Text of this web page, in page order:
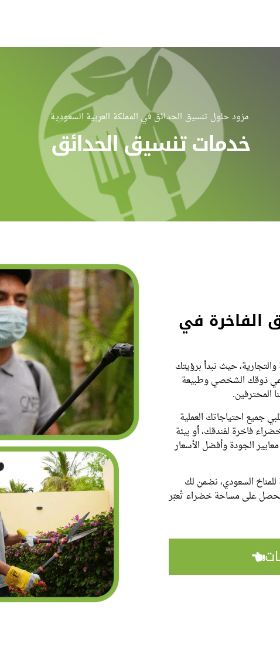
مزود حلول تنسيق الحدائق في المملكة العربية السعودية
خدمات تنسيق الحدائق
الفاخرة في
والتجارية، حيث نبدأ برؤيتك
ذوقك الشخصي وطبيعة
المحترفين.
احتياجاتك العملية
فاخرة لفندقك، أو بيئة
الجودة وأفضل الأسعار
للمناخ السعودي، نضمن لك
على مساحة خضراء تُعبّر